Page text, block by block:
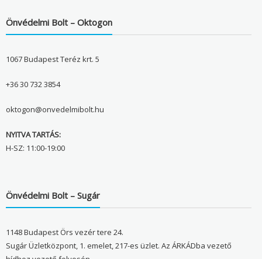
Önvédelmi Bolt – Oktogon
1067 Budapest Teréz krt. 5
+36 30 732 3854
oktogon@onvedelmibolt.hu
NYITVA TARTÁS:
H-SZ: 11:00-19:00
Önvédelmi Bolt – Sugár
1148 Budapest Örs vezér tere 24.
Sugár Üzletközpont, 1. emelet, 217-es üzlet. Az ÁRKÁDba vezető